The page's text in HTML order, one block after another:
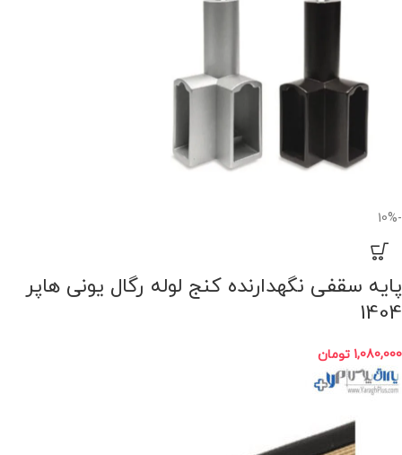
-10%
پایه سقفی نگهدارنده کنج لوله رگال یونی هاپر
1404
1,080,000 تومان